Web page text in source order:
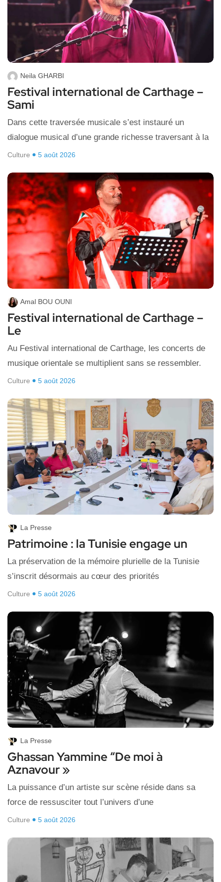
Neila GHARBI
Festival international de Carthage –
Sami
Dans cette traversée musicale s’est instauré un
dialogue musical d’une grande richesse traversant à la
Culture 5 août 2026
Amal BOU OUNI
Festival international de Carthage –
Le
Au Festival international de Carthage, les concerts de
musique orientale se multiplient sans se ressembler.
Culture 5 août 2026
La Presse
Patrimoine : la Tunisie engage un
La préservation de la mémoire plurielle de la Tunisie
s’inscrit désormais au cœur des priorités
Culture 5 août 2026
La Presse
Ghassan Yammine “De moi à
Aznavour »
La puissance d’un artiste sur scène réside dans sa
force de ressusciter tout l’univers d’une
Culture 5 août 2026